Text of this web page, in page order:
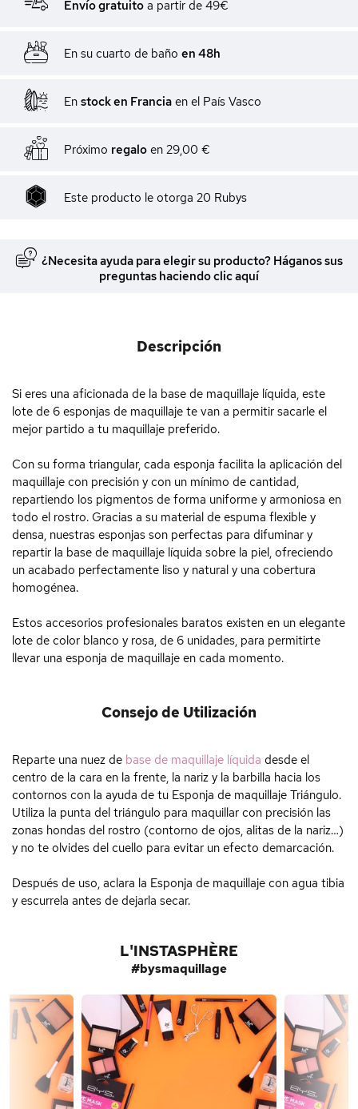
Envío gratuito a partir de 49€
En su cuarto de baño en 48h
En stock en Francia en el País Vasco
Próximo regalo en 29,00 €
Este producto le otorga 20 Rubys
¿Necesita ayuda para elegir su producto? Háganos sus
preguntas haciendo clic aquí
Descripción
Si eres una aficionada de la base de maquillaje líquida, este
lote de 6 esponjas de maquillaje te van a permitir sacarle el
mejor partido a tu maquillaje preferido.
Con su forma triangular, cada esponja facilita la aplicación del
maquillaje con precisión y con un mínimo de cantidad,
repartiendo los pigmentos de forma uniforme y armoniosa en
todo el rostro. Gracias a su material de espuma flexible y
densa, nuestras esponjas son perfectas para difuminar y
repartir la base de maquillaje líquida sobre la piel, ofreciendo
un acabado perfectamente liso y natural y una cobertura
homogénea.
Estos accesorios profesionales baratos existen en un elegante
lote de color blanco y rosa, de 6 unidades, para permitirte
llevar una esponja de maquillaje en cada momento.
Consejo de Utilización
Reparte una nuez de base de maquillaje líquida desde el
centro de la cara en la frente, la nariz y la barbilla hacia los
contornos con la ayuda de tu Esponja de maquillaje Triángulo.
Utiliza la punta del triángulo para maquillar con precisión las
zonas hondas del rostro (contorno de ojos, alitas de la nariz…)
y no te olvides del cuello para evitar un efecto demarcación.
Después de uso, aclara la Esponja de maquillaje con agua tibia
y escurrela antes de dejarla secar.
L'INSTASPHÈRE
#bysmaquillage